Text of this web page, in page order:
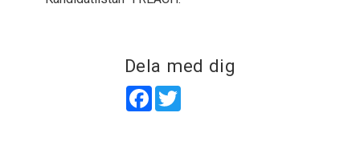
Dela med dig
Facebook